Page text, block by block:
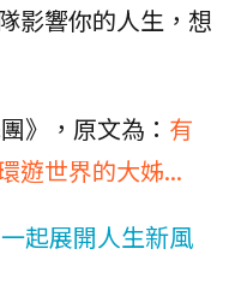
影響你的人生，想
》，原文為： 有
遊世界的大姊...
起展開人生新風